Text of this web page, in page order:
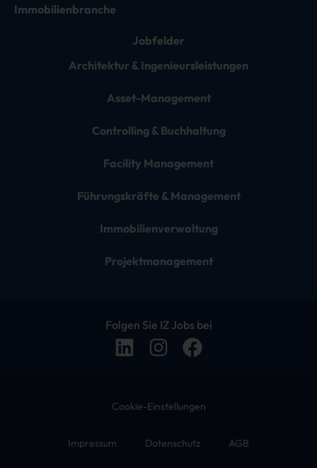
Immobilienbranche
Jobfelder
Architektur & Ingenieursleistungen
Asset-Management
Controlling & Buchhaltung
Facility Management
Führungskräfte & Management
Immobilienverwaltung
Projektmanagement
Folgen Sie IZ Jobs bei
Cookie-Einstellungen
Impressum Datenschutz AGB